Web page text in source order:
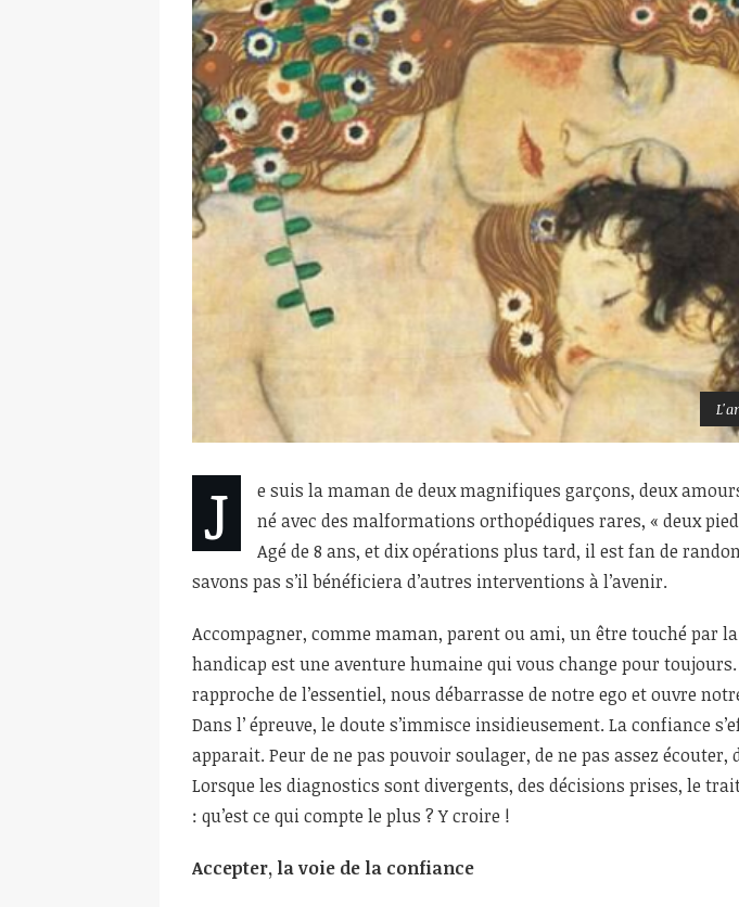
J
e suis la maman de deux magnifiques garçons, deux
né avec des malformations orthopédiques rares, « deux
Agé de 8 ans, et dix opérations plus tard, il est fan de
savons pas s’il bénéficiera d’autres interventions à l’avenir.
Accompagner, comme maman, parent ou ami, un être touché par
handicap est une aventure humaine qui vous change pour toujours.
rapproche de l’essentiel, nous débarrasse de notre ego et ouvre
Dans l’ épreuve, le doute s’immisce insidieusement. La confiance
apparait. Peur de ne pas pouvoir soulager, de ne pas assez
Lorsque les diagnostics sont divergents, des décisions prises, le
: qu’est ce qui compte le plus ? Y croire !
Accepter, la voie de la confiance